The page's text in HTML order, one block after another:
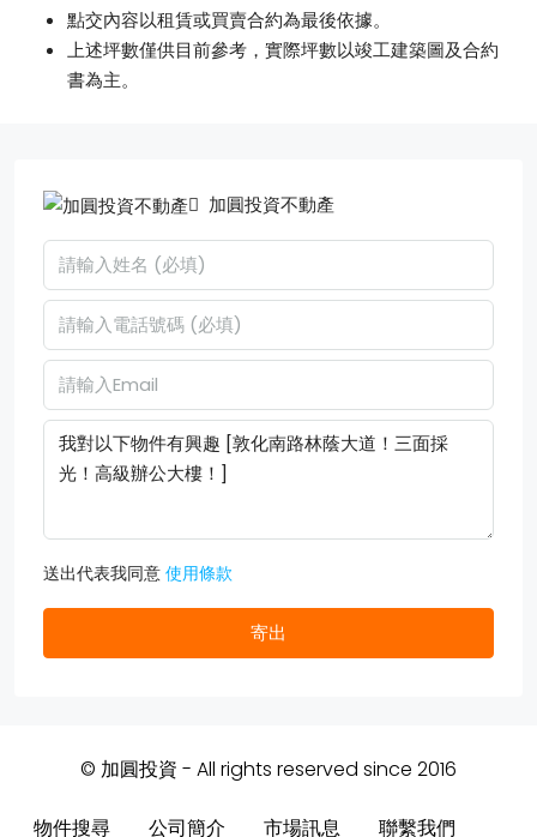
點交內容以租賃或買賣合約為最後依據。
上述坪數僅供目前參考，實際坪數以竣工建築圖及合約
書為主。
加圓投資不動產
送出代表我同意 使用條款
寄出
© 加圓投資 - All rights reserved since 2016
物件搜尋 公司簡介 市場訊息 聯繫我們